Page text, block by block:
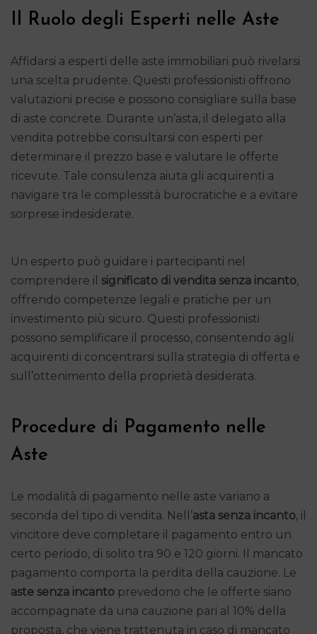
Il Ruolo degli Esperti nelle Aste
Affidarsi a esperti delle aste immobiliari può rivelarsi
una scelta prudente. Questi professionisti offrono
valutazioni precise e possono consigliare sulla base
di aste concrete. Durante un’asta, il delegato alla
vendita potrebbe consultarsi con esperti per
determinare il prezzo base e valutare le offerte
ricevute. Tale consulenza aiuta gli acquirenti a
navigare tra le complessità burocratiche e a evitare
sorprese indesiderate.
Un esperto può guidare i partecipanti nel
comprendere il significato di vendita senza incanto,
offrendo competenze legali e pratiche per un
investimento più sicuro. Questi professionisti
possono semplificare il processo, consentendo agli
acquirenti di concentrarsi sulla strategia di offerta e
sull’ottenimento della proprietà desiderata.
Procedure di Pagamento nelle
Aste
Le modalità di pagamento nelle aste variano a
seconda del tipo di vendita. Nell’asta senza incanto, il
vincitore deve completare il pagamento entro un
certo periodo, di solito tra 90 e 120 giorni. Il mancato
pagamento comporta la perdita della cauzione. Le
aste senza incanto prevedono che le offerte siano
accompagnate da una cauzione pari al 10% della
proposta, che viene trattenuta in caso di mancato